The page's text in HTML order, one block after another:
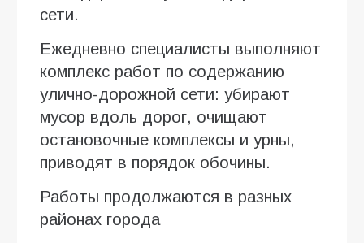
сети.
Ежедневно специалисты выполняют
комплекс работ по содержанию
улично-дорожной сети: убирают
мусор вдоль дорог, очищают
остановочные комплексы и урны,
приводят в порядок обочины.
Работы продолжаются в разных
районах города